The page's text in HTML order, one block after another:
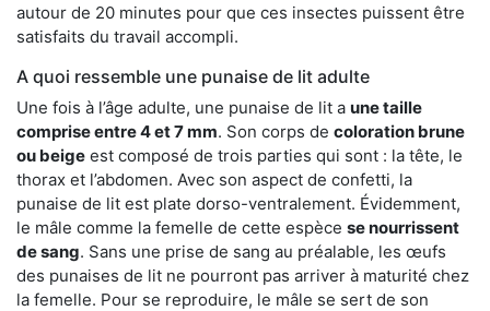
autour de 20 minutes pour que ces insectes puissent être
satisfaits du travail accompli.
A quoi ressemble une punaise de lit adulte
Une fois à l’âge adulte, une punaise de lit a une taille
comprise entre 4 et 7 mm. Son corps de coloration brune
ou beige est composé de trois parties qui sont : la tête, le
thorax et l’abdomen. Avec son aspect de confetti, la
punaise de lit est plate dorso-ventralement. Évidemment,
le mâle comme la femelle de cette espèce se nourrissent
de sang. Sans une prise de sang au préalable, les œufs
des punaises de lit ne pourront pas arriver à maturité chez
la femelle. Pour se reproduire, le mâle se sert de son